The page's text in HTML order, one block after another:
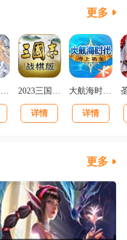
更多
绯色回响正版 2023三国志战棋版下载官网版
详情
大航海时代海上霸主下载
详情
更多